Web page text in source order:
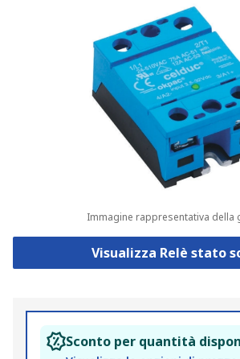
Immagine rappresentativa della
Visualizza Relè stato
Sconto per quantità